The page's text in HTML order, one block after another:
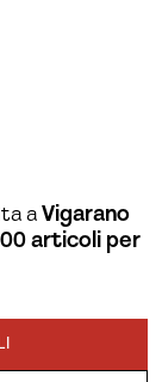
aVigarano
articoli per